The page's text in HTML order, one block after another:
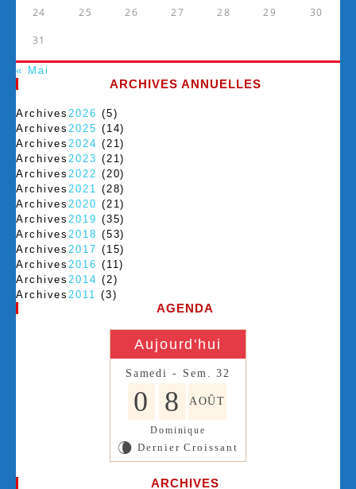
24 25 26 27 28 29 30
31
« Mai
ARCHIVES ANNUELLES
Archives 2026 (5)
Archives 2025 (14)
Archives 2024 (21)
Archives 2023 (21)
Archives 2022 (20)
Archives 2021
(28)
Archives 2020 (21)
Archives 2019 (35)
Archives 2018 (53)
Archives 2017 (15)
Archives 2016 (11)
Archives 2014 (2)
Archives 2011 (3)
AGENDA
Aujourd'hui
Samedi - Sem. 32
0 8 AOÛT
Dominique
V Dernier Croissant
ARCHIVES